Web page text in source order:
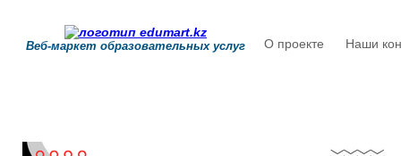
Веб-маркет образовательных услуг О проекте Наши